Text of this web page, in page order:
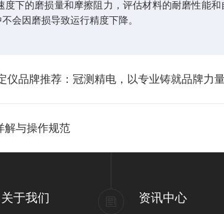
下的磨损量和摩擦阻力，评估材料的耐磨性能
会因磨损导致运行精度下降。
仪品牌推荐：冠测精电，以专业铸就品牌力量
解与操作规范
关于我们 资讯中心